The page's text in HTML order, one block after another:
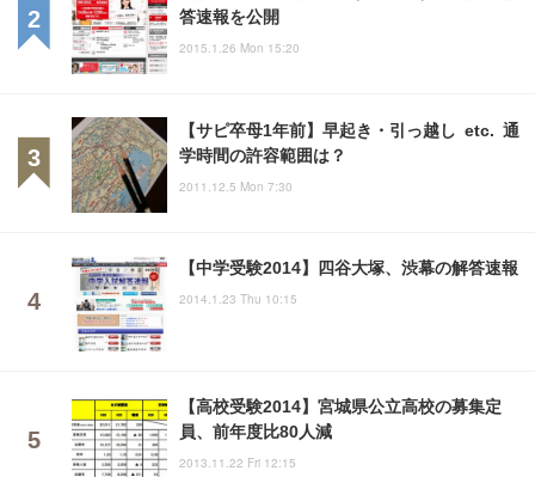
答速報を公開
2015.1.26 Mon 15:20
【サピ卒母1年前】早起き・引っ越し etc. 通
学時間の許容範囲は？
2011.12.5 Mon 7:30
【中学受験2014】四谷大塚、渋幕の解答速報
2014.1.23 Thu 10:15
【高校受験2014】宮城県公立高校の募集定
員、前年度比80人減
2013.11.22 Fri 12:15